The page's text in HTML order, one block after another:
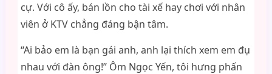
cự. Với cô ấy, bán lồn cho tài xế hay chơi với nhân
viên ở KTV chẳng đáng bận tâm.
“Ai bảo em là bạn gái anh, anh lại thích xem em đụ
nhau với đàn ông!” Ôm Ngọc Yến, tôi hưng phấn